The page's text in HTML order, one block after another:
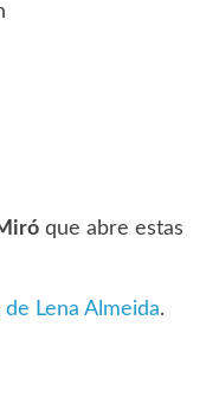
que abre estas
de Lena Almeida.